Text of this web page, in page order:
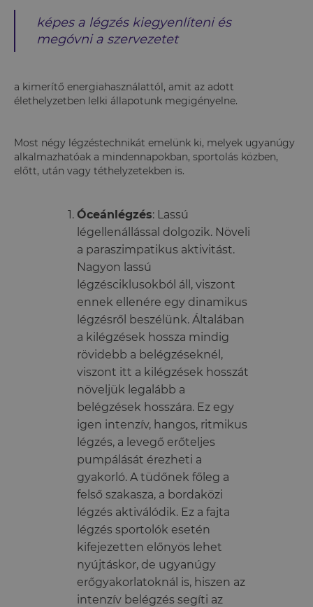
képes a légzés kiegyenlíteni és
megóvni a szervezetet
a kimerítő energiahasználattól, amit az adott
élethelyzetben lelki állapotunk megigényelne.
Most négy légzéstechnikát emelünk ki, melyek ugyanúgy
alkalmazhatóak a mindennapokban, sportolás közben,
előtt, után vagy téthelyzetekben is.
Óceánlégzés: Lassú
légellenállással dolgozik. Növeli
a paraszimpatikus aktivitást.
Nagyon lassú
légzésciklusokból áll, viszont
ennek ellenére egy dinamikus
légzésről beszélünk. Általában
a kilégzések hossza mindig
rövidebb a belégzéseknél,
viszont itt a kilégzések hosszát
növeljük legalább a
belégzések hosszára. Ez egy
igen intenzív, hangos, ritmikus
légzés, a levegő erőteljes
pumpálását érezheti a
gyakorló. A tüdőnek főleg a
felső szakasza, a bordaközi
légzés aktiválódik. Ez a fajta
légzés sportolók esetén
kifejezetten előnyös lehet
nyújtáskor, de ugyanúgy
erőgyakorlatoknál is, hiszen az
intenzív belégzés segíti az